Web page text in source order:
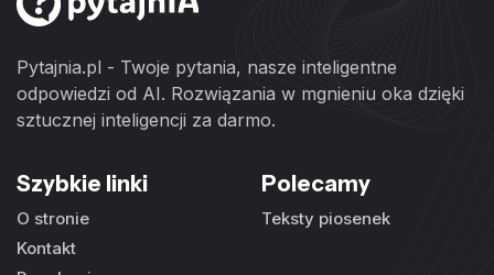
Pytajnia.pl - Twoje pytania, nasze inteligentne
odpowiedzi od AI. Rozwiązania w mgnieniu oka dzięki
sztucznej inteligencji za darmo.
Szybkie linki
O stronie
Kontakt
Polecamy
Teksty piosenek